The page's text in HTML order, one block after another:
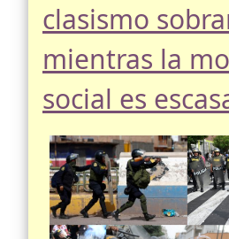
clasismo
mientras la
social es